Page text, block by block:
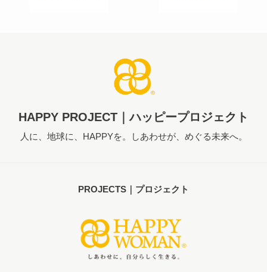
HAPPY PROJECT｜ハッピープロジェクト
人に、地球に、HAPPYを。しあわせが、めぐる未来へ。
PROJECTS｜プロジェクト